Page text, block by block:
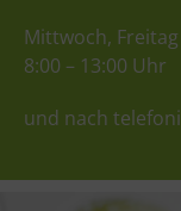
Mittwoch, Freitag
8:00 – 13:00 Uhr
und nach